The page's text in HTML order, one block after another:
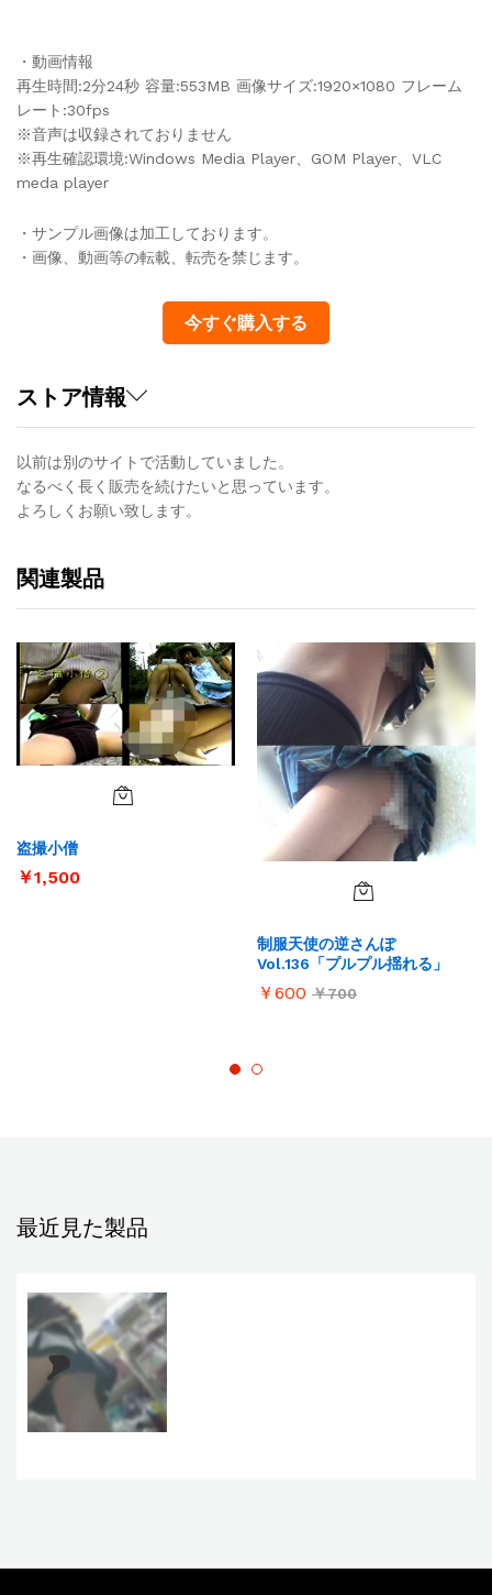
・動画情報
再生時間:2分24秒 容量:553MB 画像サイズ:1920×1080 フレーム
レート:30fps
※音声は収録されておりません
※再生確認環境:Windows Media Player、GOM Player、VLC
meda player
・サンプル画像は加工しております。
・画像、動画等の転載、転売を禁じます。
今すぐ購入する
ストア情報
以前は別のサイトで活動していました。
なるべく長く販売を続けたいと思っています。
よろしくお願い致します。
関連製品
盗撮小僧
￥1,500
制服天使の逆さんぽ
Vol.136「プルプル揺れる」
￥600 ￥700
最近見た製品